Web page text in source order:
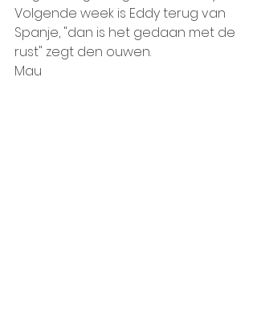
Volgende week is Eddy terug van
Spanje, "dan is het gedaan met de
rust" zegt den ouwen.
Mau